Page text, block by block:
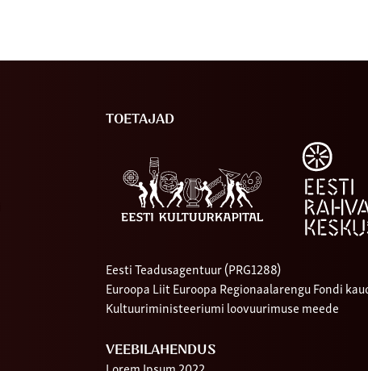
TOETAJAD
Eesti Teadusagentuur (PRG1288)
Euroopa Liit Euroopa Regionaalarengu Fondi
Kultuuriministeeriumi loovuurimuse meede
VEEBILAHENDUS